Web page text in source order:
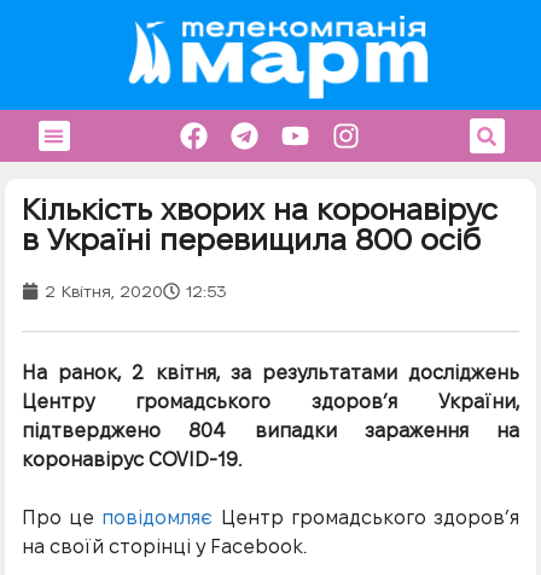
Кількість хворих на коронавірус
в Україні перевищила 800 осіб
2 Квітня, 2020 12:53
На ранок, 2 квітня, за результатами досліджень
Центру громадського здоров’я України,
підтверджено 804 випадки зараження на
коронавірус COVID-19.
Про це повідомляє Центр громадського здоров’я
на своїй сторінці у Facebook.